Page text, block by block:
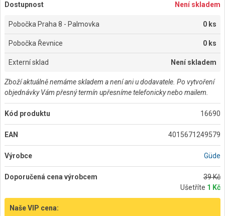
Dostupnost Není skladem
Pobočka Praha 8 - Palmovka 0 ks
Pobočka Řevnice 0 ks
Externí sklad Není skladem
Zboží aktuálně nemáme skladem a není ani u dodavatele. Po vytvoření
objednávky Vám přesný termín upřesníme telefonicky nebo mailem.
Kód produktu 16690
EAN 4015671249579
Výrobce Güde
Doporučená cena výrobcem
39 Kč
Ušetříte 1 Kč
Naše VIP cena: